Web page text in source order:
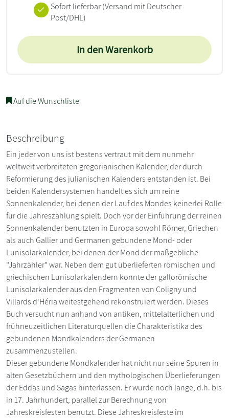
Sofort lieferbar(Versand mit Deutscher
Post/DHL)
In den Warenkorb
Auf die Wunschliste
Beschreibung
Ein jeder von uns ist bestens vertraut mit dem nunmehr
weltweit verbreiteten gregorianischen Kalender, der durch
Reformierung des julianischen Kalenders entstanden ist. Bei
beiden Kalendersystemen handelt es sich um reine
Sonnenkalender, bei denen der Lauf des Mondes keinerlei Rolle
für die Jahreszählung spielt. Doch vor der Einführung der reinen
Sonnenkalender benutzten in Europa sowohl Römer, Griechen
als auch Gallier und Germanen gebundene Mond- oder
Lunisolarkalender, bei denen der Mond der maßgebliche
"Jahrzähler" war. Neben dem gut überlieferten römischen und
griechischen Lunisolarkalendern konnte der gallorömische
Lunisolarkalender aus den Fragmenten von Coligny und
Villards d'Héria weitestgehend rekonstruiert werden. Dieses
Buch versucht nun anhand von antiken, mittelalterlichen und
frühneuzeitlichen Literaturquellen die Charakteristika des
gebundenen Mondkalenders der Germanen
zusammenzustellen.
Dieser gebundene Mondkalender hat nicht nur seine Spuren in
alten Gesetzbüchern und den mythologischen Überlieferungen
der Eddas und Sagas hinterlassen. Er wurde noch lange, d.h. bis
in 17. Jahrhundert, parallel zur Berechnung von
Jahreskreisfesten benutzt. Diese Jahreskreisfeste im